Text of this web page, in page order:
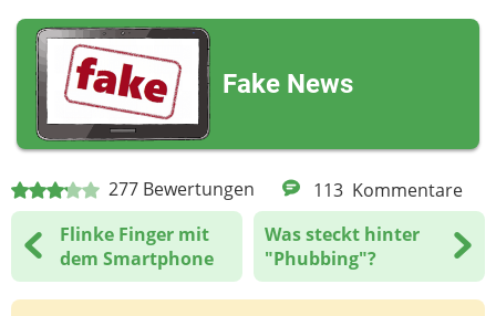
277 Bewertungen 113 Kommentare
Flinke Finger mit
dem Smartphone
Was steckt hinter
"Phubbing"?
Fake News